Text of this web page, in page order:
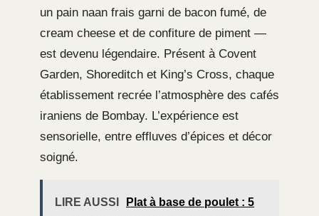
un pain naan frais garni de bacon fumé, de
cream cheese et de confiture de piment —
est devenu légendaire. Présent à Covent
Garden, Shoreditch et King’s Cross, chaque
établissement recrée l’atmosphère des cafés
iraniens de Bombay. L’expérience est
sensorielle, entre effluves d’épices et décor
soigné.
LIRE AUSSI
Plat à base de poulet : 5